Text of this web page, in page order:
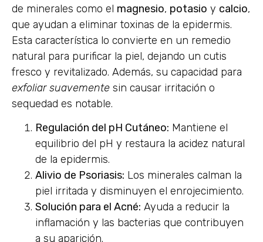
de minerales como el magnesio, potasio y calcio,
que ayudan a eliminar toxinas de la epidermis.
Esta característica lo convierte en un remedio
natural para purificar la piel, dejando un cutis
fresco y revitalizado. Además, su capacidad para
exfoliar suavemente sin causar irritación o
sequedad es notable.
Regulación del pH Cutáneo: Mantiene el
equilibrio del pH y restaura la acidez natural
de la epidermis.
Alivio de Psoriasis: Los minerales calman la
piel irritada y disminuyen el enrojecimiento.
Solución para el Acné: Ayuda a reducir la
inflamación y las bacterias que contribuyen
a su aparición.